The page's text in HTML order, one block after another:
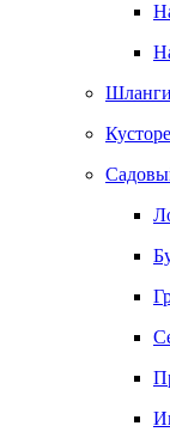
Шланги